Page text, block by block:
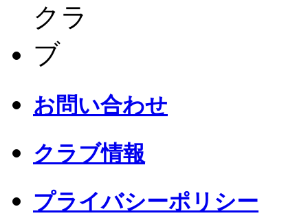
お問い合わせ
クラブ情報
プライバシーポリシー